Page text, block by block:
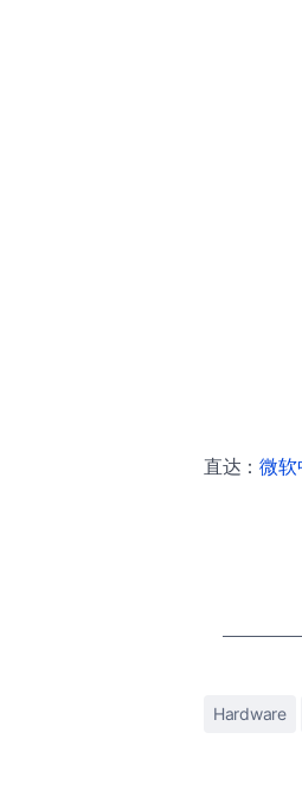
直达：微软
Hardware